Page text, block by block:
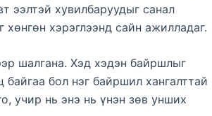
ээлтэй хувилбаруудыг санал
хөнгөн хэрэглээнд сайн ажилладаг.
шалгана. Хэд хэдэн байршлыг
бол нэг байршил хангалттай
учир нь энэ нь үнэн зөв унших